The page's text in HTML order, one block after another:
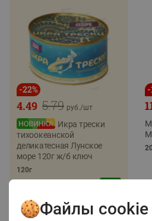
-22%
5.79
4.49 руб./шт
Икра трески
тихоокеанской
деликатесная Лунское
море 120г ж/б ключ
120г
-
Файлы cookie